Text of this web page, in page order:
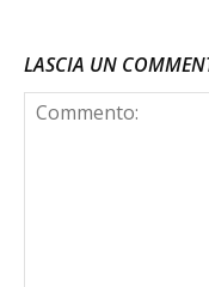
LASCIA UN